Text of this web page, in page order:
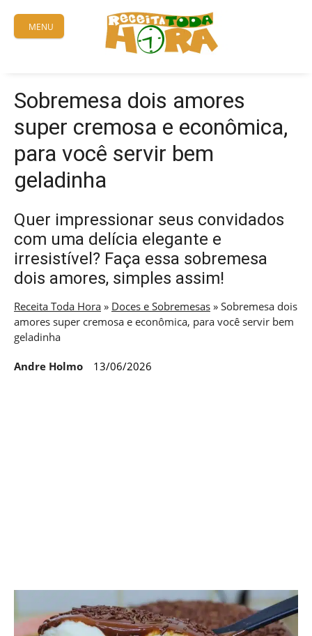
content
MENU
Sobremesa dois amores
super cremosa e econômica,
para você servir bem
geladinha
Quer impressionar seus convidados
com uma delícia elegante e
irresistível? Faça essa sobremesa
dois amores, simples assim!
Receita Toda Hora » Doces e Sobremesas » Sobremesa dois
amores super cremosa e econômica, para você servir bem
geladinha
Andre Holmo 13/06/2026